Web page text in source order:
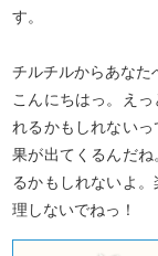
す。
チルチルからあなた
こんにちはっ。え
れるかもしれない
果が出てくるんだ
るかもしれないよ
理しないでねっ！